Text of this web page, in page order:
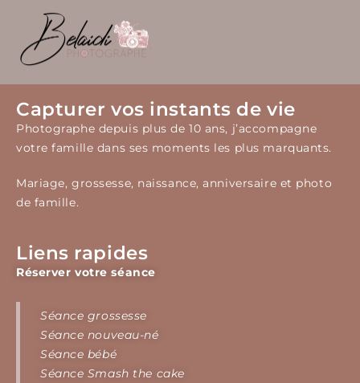
Our Website Is Coming Soon
Capturer vos instants de vie
Photographe depuis plus de 10 ans, j’accompagne
votre famille dans ses moments les plus marquants.
Mariage, grossesse, naissance, anniversaire et photo
de famille.
Liens rapides
Réserver votre séance
Séance grossesse
Séance nouveau-né
Séance bébé
Séance Smash the cake